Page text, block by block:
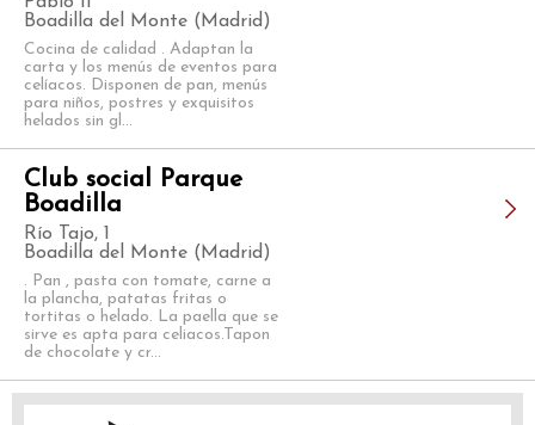
Boadilla del Monte (Madrid)
Cocina de calidad . Adaptan la
carta y los menús de eventos para
celíacos. Disponen de pan, menús
para niños, postres y exquisitos
helados sin gl...
Club social Parque
Boadilla
Río Tajo, 1
Boadilla del Monte (Madrid)
. Pan , pasta con tomate, carne a
la plancha, patatas fritas o
tortitas o helado. La paella que se
sirve es apta para celiacos.Tapon
de chocolate y cr...